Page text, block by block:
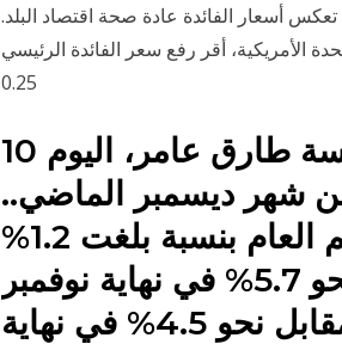
تعكس أسعار الفائدة عادة صحة اقتصاد البلد.
الأمريكية، أقر رفع سعر الفائدة الرئيسي
0.25
يعلن البنك المركزي المصري برئاسة طارق عامر، اليوم 10
عن شهر ديسمبر الماضي..
وارتفع المعدل السنوي للتضخم العام بنسبة بلغت 1.2%
بنهاية نوفمبر 2020، ليسجل نحو 5.7% في نهاية نوفمبر
نحو 4.5% في نهاية